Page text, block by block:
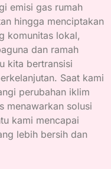
emisi gas rumah
hingga menciptakan
komunitas lokal,
dan ramah
kita bertransisi
Saat kami
perubahan iklim
menawarkan solusi
kami mencapai
lebih bersih dan